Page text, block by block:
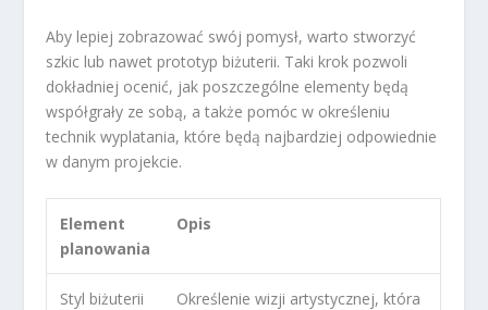
Aby lepiej zobrazować swój pomysł, warto stworzyć
szkic lub nawet prototyp biżuterii. Taki krok pozwoli
dokładniej ocenić, jak poszczególne elementy będą
współgrały ze sobą, a także pomóc w określeniu
technik wyplatania, które będą najbardziej odpowiednie
w danym projekcie.
Element
planowania
Opis
Styl biżuterii
Określenie wizji artystycznej, która